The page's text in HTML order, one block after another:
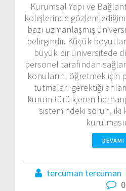
Kurumsal Yapı ve
kolejlerinde
bazı uzmanlaşmış
belirgindir. Küçük
büyük bir üniversitede
personel tarafından
konularını öğretmek için
tutmaları gerektiği
kurum türü içeren
sistemindeki sorun,
DEVAMI
tercüman tercüman
0